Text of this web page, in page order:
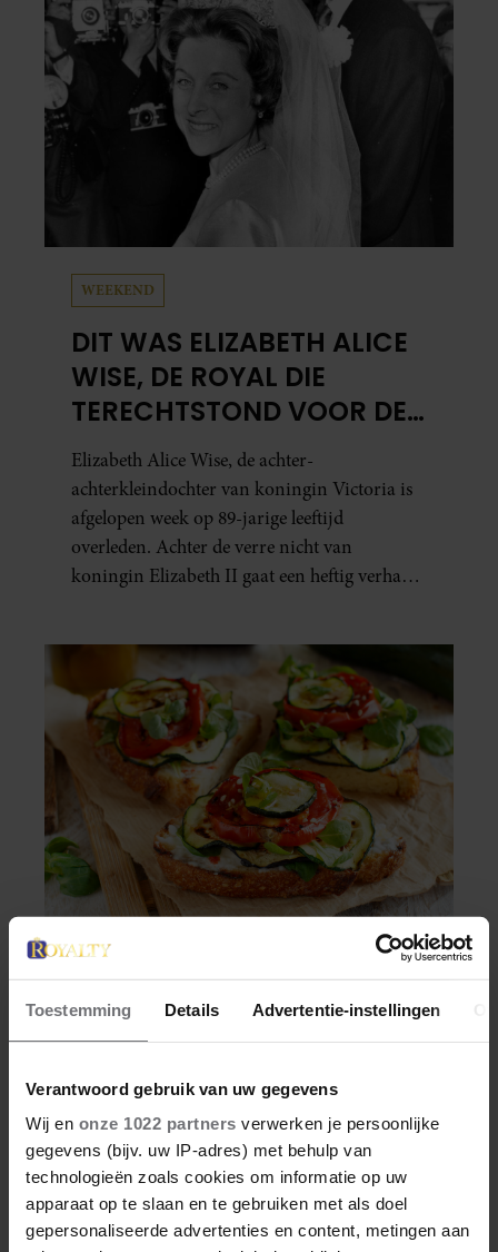
Toestemming Details Advertentie-instellingen
Verantwoord gebruik van uw gegevens
Wij en onze 1022 partners verwerken je persoonlijke
gegevens (bijv. uw IP-adres) met behulp van
technologieën zoals cookies om informatie op uw
apparaat op te slaan en te gebruiken met als doel
gepersonaliseerde advertenties en content, metingen aan
WEEKEND
DIT WAS ELIZABETH ALICE
WISE, DE ROYAL DIE
TERECHTSTOND VOOR DE
DOOD VAN HAAR BABY
Elizabeth Alice Wise, de achter-
achterkleindochter van koningin Victoria is
afgelopen week op 89-jarige leeftijd
overleden. Achter de verre nicht van
koningin Elizabeth II gaat een heftig verhaal
VRIENDIN
DEZE GOUDBRUINE
BRUSCHETTA MET
COURGETTE EN FETA WIL
JE METEEN MAKEN
Bereidingstijd: 20 minuten • 700 g jonge
courgettes (klein en dun) • 400 g
kerstomaatjes • olijfolie • 2 tenen knoflook •
150 g feta • 4 dikke sneden witbrood 1. Snijd
de courgettes schuin in plakken van 2